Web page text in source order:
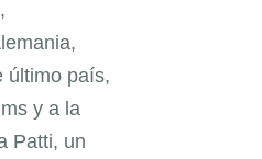
último país,
y a la
Patti, un